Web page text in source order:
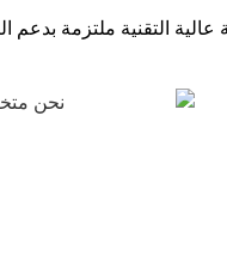
نحن